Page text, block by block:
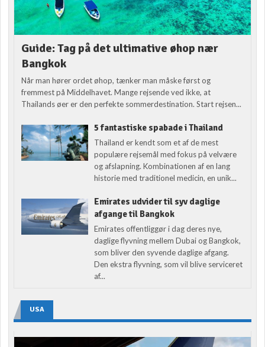
Guide: Tag på det ultimative øhop nær
Bangkok
Når man hører ordet øhop, tænker man måske først og
fremmest på Middelhavet. Mange rejsende ved ikke, at
Thailands øer er den perfekte sommerdestination. Start rejsen...
5 fantastiske spabade i Thailand
Thailand er kendt som et af de mest
populære rejsemål med fokus på velvære
og afslapning. Kombinationen af en lang
historie med traditionel medicin, en unik...
Emirates udvider til syv daglige
afgange til Bangkok
Emirates offentliggør i dag deres nye,
daglige flyvning mellem Dubai og Bangkok,
som bliver den syvende daglige afgang.
Den ekstra flyvning, som vil blive serviceret
af...
USA